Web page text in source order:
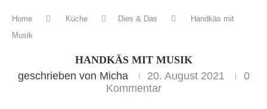
Home Küche Dies & Das
Handkäs mit
Musik
HANDKÄS MIT MUSIK
geschrieben von Micha 20. August 2021
0
Kommentar